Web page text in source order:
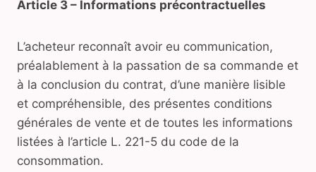
Article 3 – Informations précontractuelles
L’acheteur reconnaît avoir eu communication,
préalablement à la passation de sa commande et
à la conclusion du contrat, d’une manière lisible
et compréhensible, des présentes conditions
générales de vente et de toutes les informations
listées à l’article L. 221-5 du code de la
consommation.